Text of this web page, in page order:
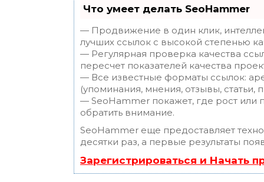
Что умеет делать SeoHammer
— Продвижение в один клик,
лучших ссылок с высокой степенью
— Регулярная проверка качества
пересчет показателей качества
— Все известные форматы ссылок:
(упоминания, мнения, отзывы, статьи,
— SeoHammer покажет, где рост или
обратить внимание.
SeoHammer еще предоставляет
десятки раз, а первые результаты
Зарегистрироваться и Начать